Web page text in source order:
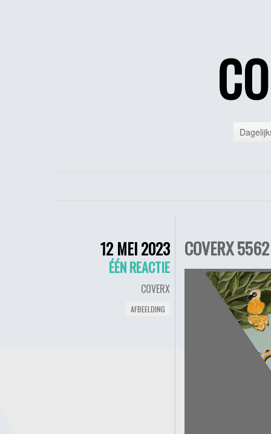
12 MEI 2023
ÉÉN REACTIE
COVERX
AFBEELDING
COVERX